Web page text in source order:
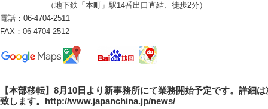
（地下鉄「本町」駅14番出口直結、徒歩2分）
電話：06-4704-2511
FAX：06-4704-2512
【本部移転】8月10日より新事務所にて業務開始予定です。詳細
致します。http://www.japanchina.jp/news/